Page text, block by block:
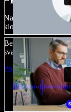
Napravite voice
klonirajte svoj glas i
Bez učenja i sve
svaku kreativnu ideju.
Pokreni Studio